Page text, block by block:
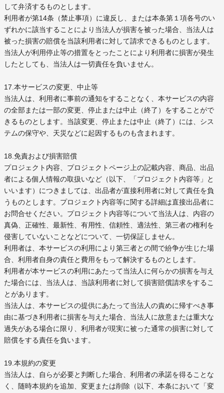
して弁済するものとします。
利用者が第14条（禁止事項）に違反し、または本条第１項各号のい
ずれかに該当することにより当法人が損害を被った場合、当法人は
被った損害の賠償を当該利用者に対して請求できるものとします。
当法人が利用停止等の措置をとったことにより利用者に損害が発生
したとしても、当法人は一切責任を負いません。
17.本サービスの変更、中止等
当法人は、利用者に事前の通知をすることなく、本サービスの内容
の全部または一部の変更、停止または中止（終了）をすることがで
きるものとします。当該変更、停止または中止（終了）には、シス
テムの保守や、天災などに起因するものも含まれます。
18.免責および損害賠償
プロジェクト内容、プロジェクトページ上の記載内容、商品、出品
者による個人情報の取扱いなど（以下、「プロジェクト内容等」と
いいます）につきましては、出品者が直接利用者に対して責任を負
うものとします。プロジェクト内容等に関する詳細は直接出品者に
お問合せください。プロジェクト内容等について当法人は、内容の
真偽、正確性、最新性、有用性、信頼性、適法性、第三者の権利を
侵害していないことなどについて、一切保証しません。
利用者は、本サービスの利用により第三者との間で紛争が生じた場
合、利用者自身の責任と費用をもって解決するものとします。
利用者が本サービスの利用にあたって当法人に何らかの損害を与え
た場合には、当法人は、当該利用者に対して損害賠償請求をするこ
とがあります。
当法人は、本サービスの提供にあたって当法人の責めに帰すべき事
由に基づき利用者に損害を与えた場合、当法人に故意または重大な
過失がある場合に限り、利用者が現実に被った通常の損害に対して
賠償をする責任を負います。
19.本規約の変更
当法人は、自らが必要と判断した場合、利用者の承諾を得ることな
く、随時本規約を追加、変更または削除（以下、本条において「変